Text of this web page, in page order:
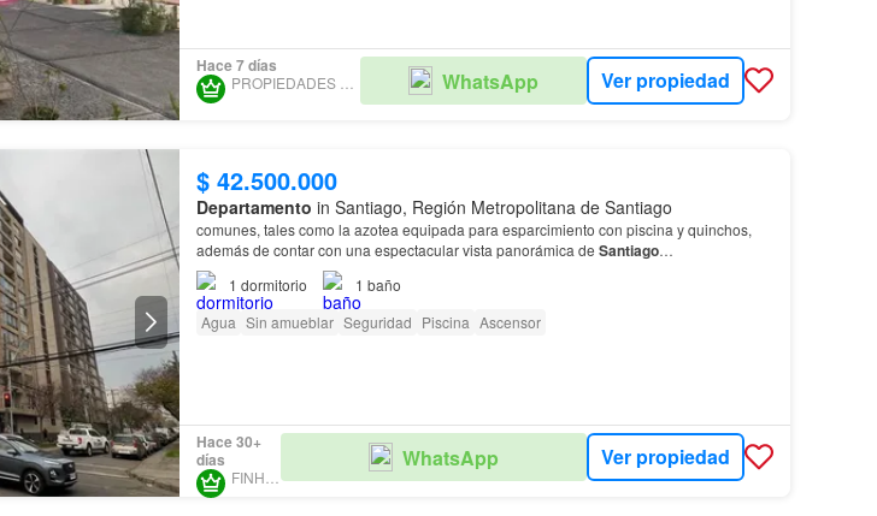
Hace 7 días
WhatsApp Ver propiedad
$ 42.500.000
Departamento in Santiago, Región Metropolitana de Santiago
comunes, tales como la azotea equipada para esparcimiento con piscina y quinchos,
además de contar con una espectacular vista panorámica de Santiago…
1 dormitorio 1 baño
Agua Sin amueblar Seguridad Piscina Ascensor
Hace 30+
días
WhatsApp Ver propiedad